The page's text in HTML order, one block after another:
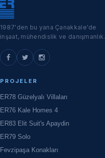
1987'den bu yana Çanakkale'de
inşaat, mühendislik ve danışmanlık.
PROJELER
ER78 Güzelyalı Villaları
ER76 Kale Homes 4
ER83 Elit Suit's Apaydin
ER79 Solo
Fevzipaşa Konakları